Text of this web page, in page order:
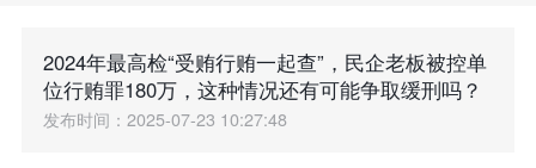
2024年最高检“受贿行贿一起查”，民企老板被控单
位行贿罪180万，这种情况还有可能争取缓刑吗？
发布时间：2025-07-23 10:27:48